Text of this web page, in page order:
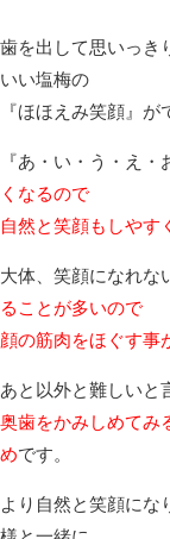
歯を出して思いっき
いい塩梅の
『ほほえみ笑顔』が
『あ・い・う・え・
くなるので
自然と笑顔もしやす
大体、笑顔になれな
ることが多いので
顔の筋肉をほぐす事
あと以外と難しいと
奥歯をかみしめてみ
めです。
より自然と笑顔にな